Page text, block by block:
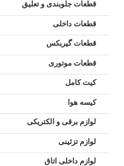
قطعات جلوبندی و تعلیق
قطعات داخلی
قطعات گیربکس
قطعات موتوری
کیت کامل
کیسه هوا
لوازم برقی و الکتریکی
لوازم تزئینی
لوازم داخلی اتاق